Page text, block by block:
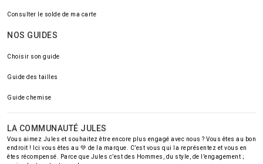
Consulter le solde de ma carte
NOS GUIDES
Choisir son guide
Guide des tailles
Guide chemise
LA COMMUNAUTÉ JULES
Vous aimez Jules et souhaitez être encore plus engagé avec nous ? Vous êtes au bon
endroit ! Ici vous êtes au 💚 de la marque. C’est vous qui la représentez et vous en
êtes récompensé. Parce que Jules c’est des Hommes, du style, de l’engagement ;